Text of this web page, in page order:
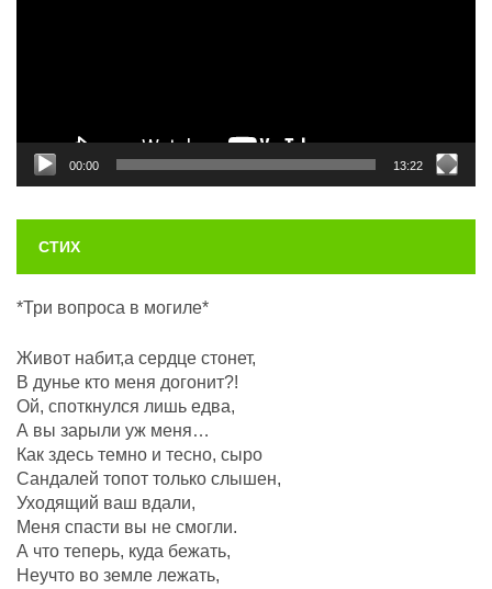
00:00 13:22
СТИХ
*Три вопроса в могиле*
Живот набит,а сердце стонет,
В дунье кто меня догонит?!
Ой, споткнулся лишь едва,
А вы зарыли уж меня…
Как здесь темно и тесно, сыро
Сандалей топот только слышен,
Уходящий ваш вдали,
Меня спасти вы не смогли.
А что теперь, куда бежать,
Неучто во земле лежать,